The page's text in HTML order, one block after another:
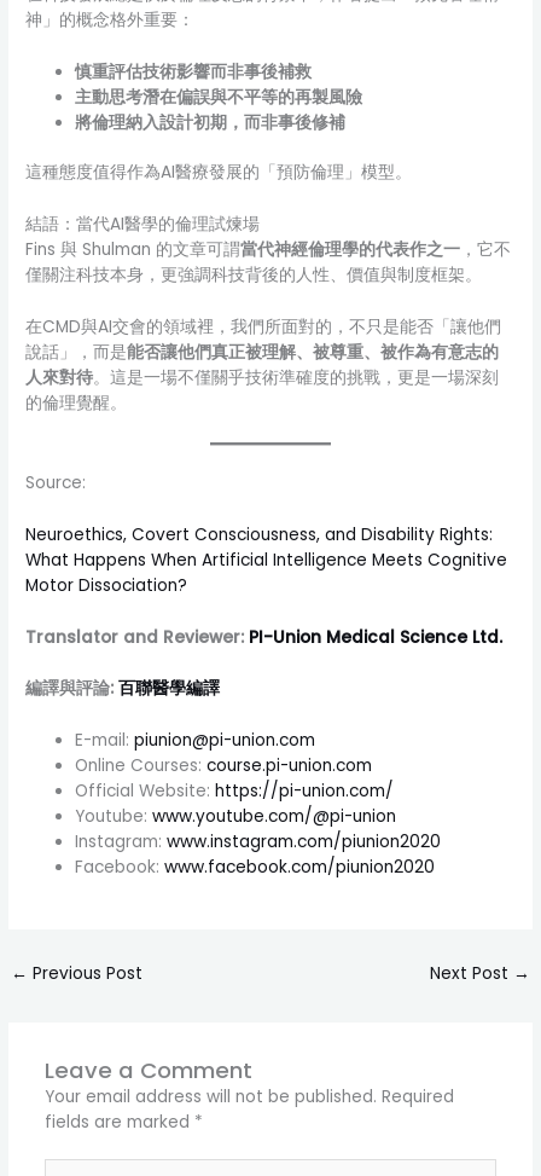
神」的概念格外重要：
慎重評估技術影響而非事後補救
主動思考潛在偏誤與不平等的再製風險
將倫理納入設計初期，而非事後修補
這種態度值得作為AI醫療發展的「預防倫理」模型。
結語：當代AI醫學的倫理試煉場
Fins 與 Shulman 的文章可謂當代神經倫理學的代表作之一 ，它不
僅關注科技本身，更強調科技背後的人性、價值與制度框架。
在CMD與AI交會的領域裡，我們所面對的，不只是能否「讓他們
說話」，而是能否讓他們真正被理解、被尊重、被作為有意志的
人來對待。這是一場不僅關乎技術準確度的挑戰，更是一場深刻
的倫理覺醒。
Source:
Neuroethics, Covert Consciousness, and Disability Rights:
What Happens When Artificial Intelligence Meets Cognitive
Motor Dissociation?
Translator and Reviewer: PI-Union Medical Science Ltd.
編譯與評論:百聯醫學編譯
E-mail:piunion@pi-union.com
Online Courses:course.pi-union.com
Official Website:https://pi-union.com/
Youtube:www.youtube.com/@pi-union
Instagram:www.instagram.com/piunion2020
Facebook:www.facebook.com/piunion2020
← Previous Post Next Post →
Leave a Comment
Your email address will not be published. Required
fields are marked *